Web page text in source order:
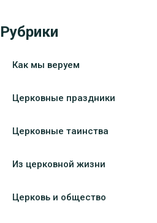
Рубрики
Как мы веруем
Церковные праздники
Церковные таинства
Из церковной жизни
Церковь и общество